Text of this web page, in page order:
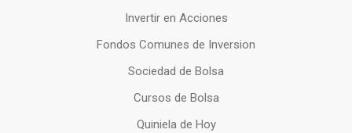
Invertir en Acciones
Fondos Comunes de Inversion
Sociedad de Bolsa
Cursos de Bolsa
Quiniela de Hoy